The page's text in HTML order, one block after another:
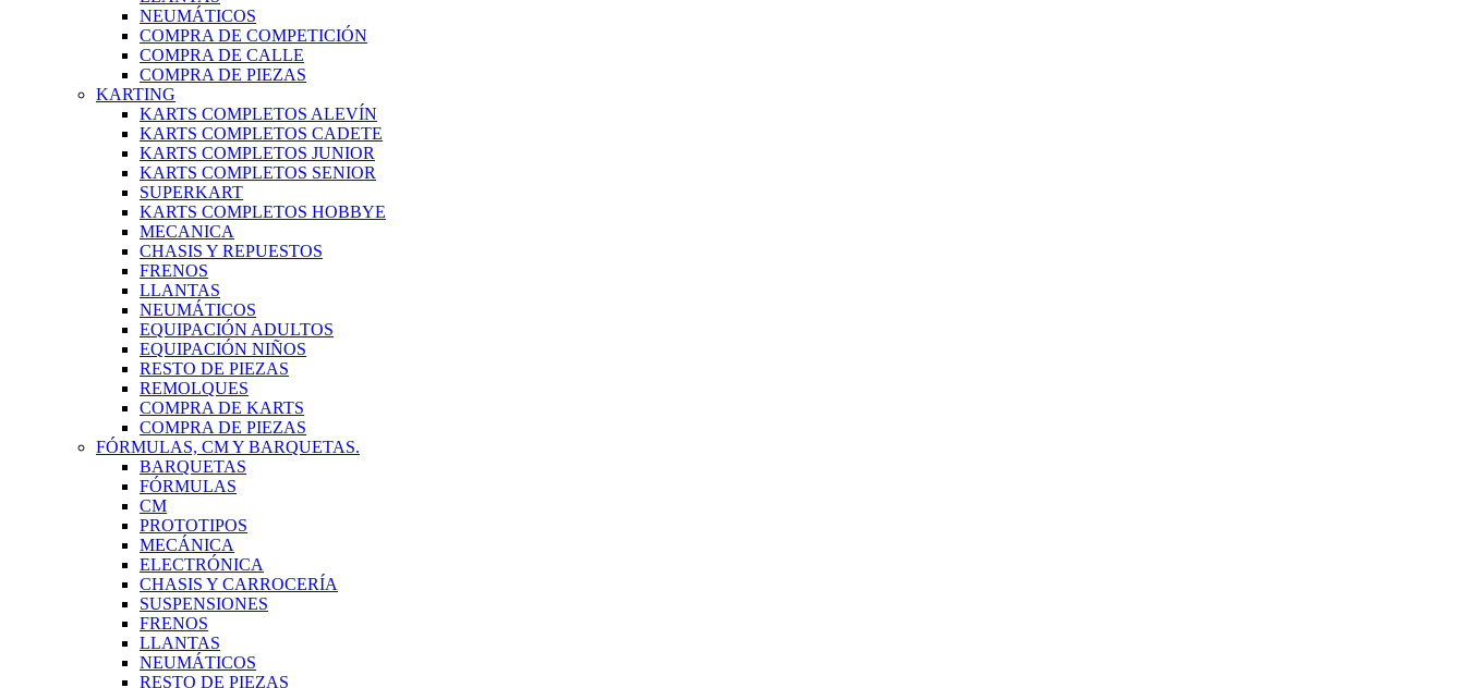
NEUMÁTICOS
COMPRA DE COMPETICIÓN
COMPRA DE CALLE
COMPRA DE PIEZAS
KARTING
KARTS COMPLETOS ALEVÍN
KARTS COMPLETOS CADETE
KARTS COMPLETOS JUNIOR
KARTS COMPLETOS SENIOR
SUPERKART
KARTS COMPLETOS HOBBYE
MECANICA
CHASIS Y REPUESTOS
FRENOS
LLANTAS
NEUMÁTICOS
EQUIPACIÓN ADULTOS
EQUIPACIÓN NIÑOS
RESTO DE PIEZAS
REMOLQUES
COMPRA DE KARTS
COMPRA DE PIEZAS
FÓRMULAS, CM Y BARQUETAS.
BARQUETAS
FÓRMULAS
CM
PROTOTIPOS
MECÁNICA
ELECTRÓNICA
CHASIS Y CARROCERÍA
SUSPENSIONES
FRENOS
LLANTAS
NEUMÁTICOS
RESTO DE PIEZAS